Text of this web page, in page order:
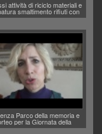
attività di riciclo materiali e
smaltimento rifiuti con
Aim
Parco della memoria e
per la Giornata della
Memoria